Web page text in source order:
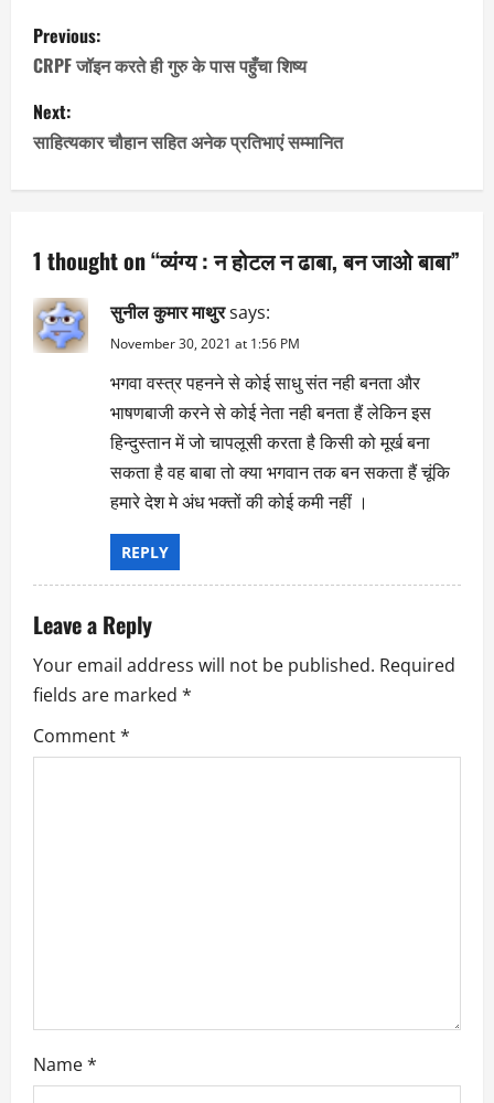
P
o
s
t
a
v
i
o
n
Previous:
CRPF जॉइन करते ही गुरु के पास पहुँचा शिष्य
Next:
साहित्यकार चौहान सहित अनेक प्रतिभाएं सम्मानित
1 thought on “व्यंग्य : न होटल न ढाबा, बन जाओ बाबा”
सुनील कुमार माथुरsays:
November 30, 2021 at 1:56 PM
भगवा वस्त्र पहनने से कोई साधु संत नही बनता और
भाषणबाजी करने से कोई नेता नही बनता हैं लेकिन इस
हिन्दुस्तान में जो चापलूसी करता है किसी को मूर्ख बना
सकता है वह बाबा तो क्या भगवान तक बन सकता हैं चूंकि
हमारे देश मे अंध भक्तों की कोई कमी नहीं ।
REPLY
Leave a Reply
Your email address will not be published. Required
fields are marked *
Comment*
Name*